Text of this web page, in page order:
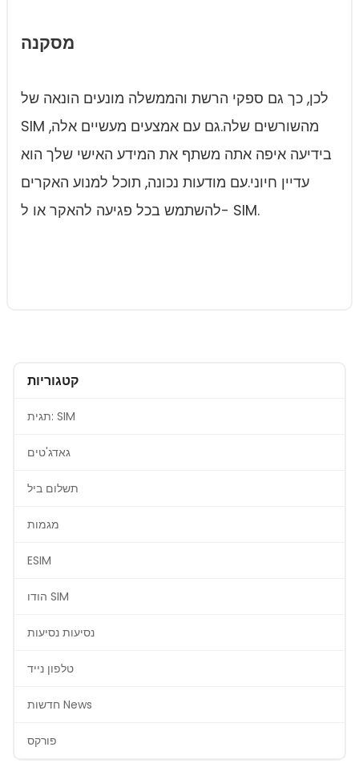
מסקנה
לכן, כך גם ספקי הרשת והממשלה מונעים הונאה של
SIM מהשורשים שלה.גם עם אמצעים מעשיים אלה,
בידיעה איפה אתה משתף את המידע האישי שלך הוא
עדיין חיוני.עם מודעות נכונה, תוכל למנוע האקרים
להשתמש בכל פגיעה להאקר או ל- SIM.
קטגוריות
תגית: SIM
גאדג'טים
תשלום ביל
מגמות
ESIM
הודו SIM
נסיעות נסיעות
טלפון נייד
חדשות News
פורקס